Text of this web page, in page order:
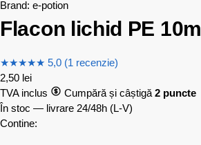
Brand: e-potion
Flacon lichid PE 10ml
★★★★★ 5,0 (1 recenzie)
2,50 lei
TVA inclus
Cumpără și câștigă 2 puncte
În stoc — livrare 24/48h (L-V)
Contine: